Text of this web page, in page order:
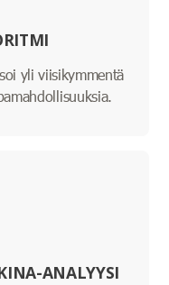
yli viisikymmentä
ANALYYSI